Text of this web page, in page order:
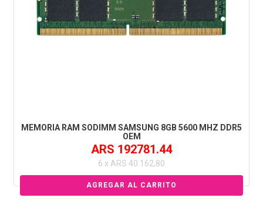
MEMORIA RAM SODIMM SAMSUNG 8GB 5600 MHZ DDR5
OEM
ARS 192781.44
6 x ARS 40.162,80